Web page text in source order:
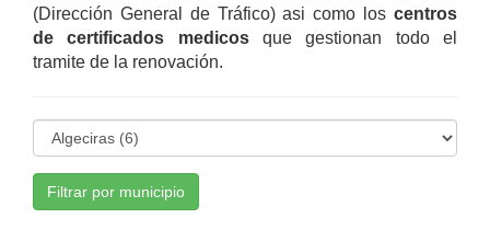
(Dirección General de Tráfico) asi como los centros
de certificados medicosque gestionan todo el
tramite de la renovación.
Filtrar por municipio